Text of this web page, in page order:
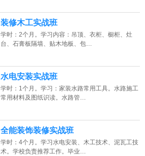
装修木工实战班
学时：2个月。学习内容：吊顶、衣柜、橱柜、灶
台、石膏板隔墙、贴木地板、包…
水电安装实战班
学时：1个月。学习：家装水路常用工具。水路施工
常用材料及图纸识读。水路管…
全能装饰装修实战班
学时：4个月。学习水电安装、木工技术、泥瓦工技
术。学校负责推荐工作。毕业…